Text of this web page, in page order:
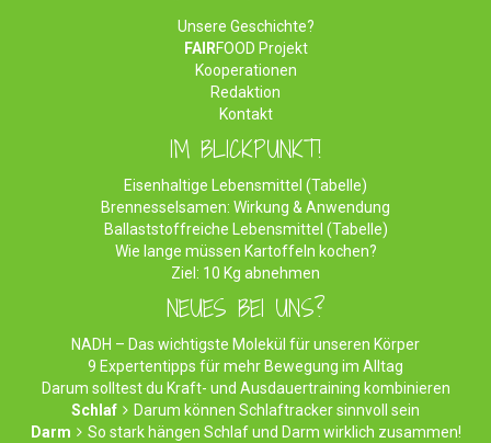
Unsere Geschichte?
FAIRFOOD Projekt
Kooperationen
Redaktion
Kontakt
IM BLICKPUNKT!
Eisenhaltige Lebensmittel (Tabelle)
Brennesselsamen: Wirkung & Anwendung
Ballaststoffreiche Lebensmittel (Tabelle)
Wie lange müssen Kartoffeln kochen?
Ziel: 10 Kg abnehmen
NEUES BEI UNS?
NADH – Das wichtigste Molekül für unseren Körper
9 Expertentipps für mehr Bewegung im Alltag
Darum solltest du Kraft- und Ausdauertraining kombinieren
Schlaf
Darum können Schlaftracker sinnvoll sein
Darm
So stark hängen Schlaf und Darm wirklich zusammen!